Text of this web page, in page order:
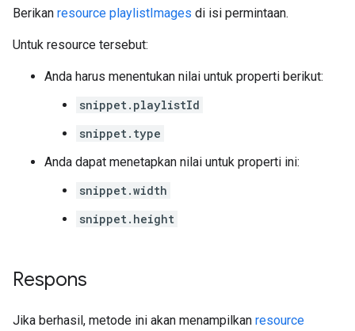
Berikan resource playlistImages di isi permintaan.
Untuk resource tersebut:
Anda harus menentukan nilai untuk properti berikut:
snippet.playlistId
snippet.type
Anda dapat menetapkan nilai untuk properti ini:
snippet.width
snippet.height
Respons
Jika berhasil, metode ini akan menampilkan resource